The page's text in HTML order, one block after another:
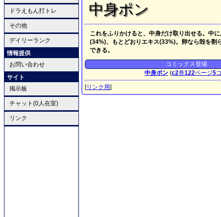
ドラえもん打トレ
その他
デイリーランク
情報提供
お問い合わせ
サイト
掲示板
チャット(0人在室)
リンク
中身ポン
これをふりかけると、中身だけ取り出せる。中
(34%)、もとどおりエキス(33%)。卵なら殻を割
できる。
コミックス登場
中身ポン(c2巻122ページ5
[リンク用]